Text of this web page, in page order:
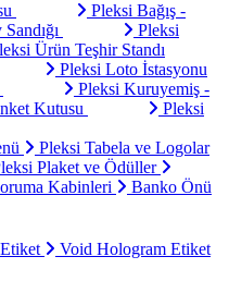
Pleksi Bağış -
Pleksi
Ürün Teşhir Standı
Pleksi Loto İstasyonu
Pleksi Kuruyemiş -
Kutusu
Pleksi
Pleksi Tabela ve Logolar
Plaket ve Ödüller
Kabinleri
Banko Önü
Void Hologram Etiket